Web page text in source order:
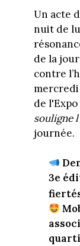
Un acte
nuit de
de la
contre
mercredi
de
souligne
journée.
3e